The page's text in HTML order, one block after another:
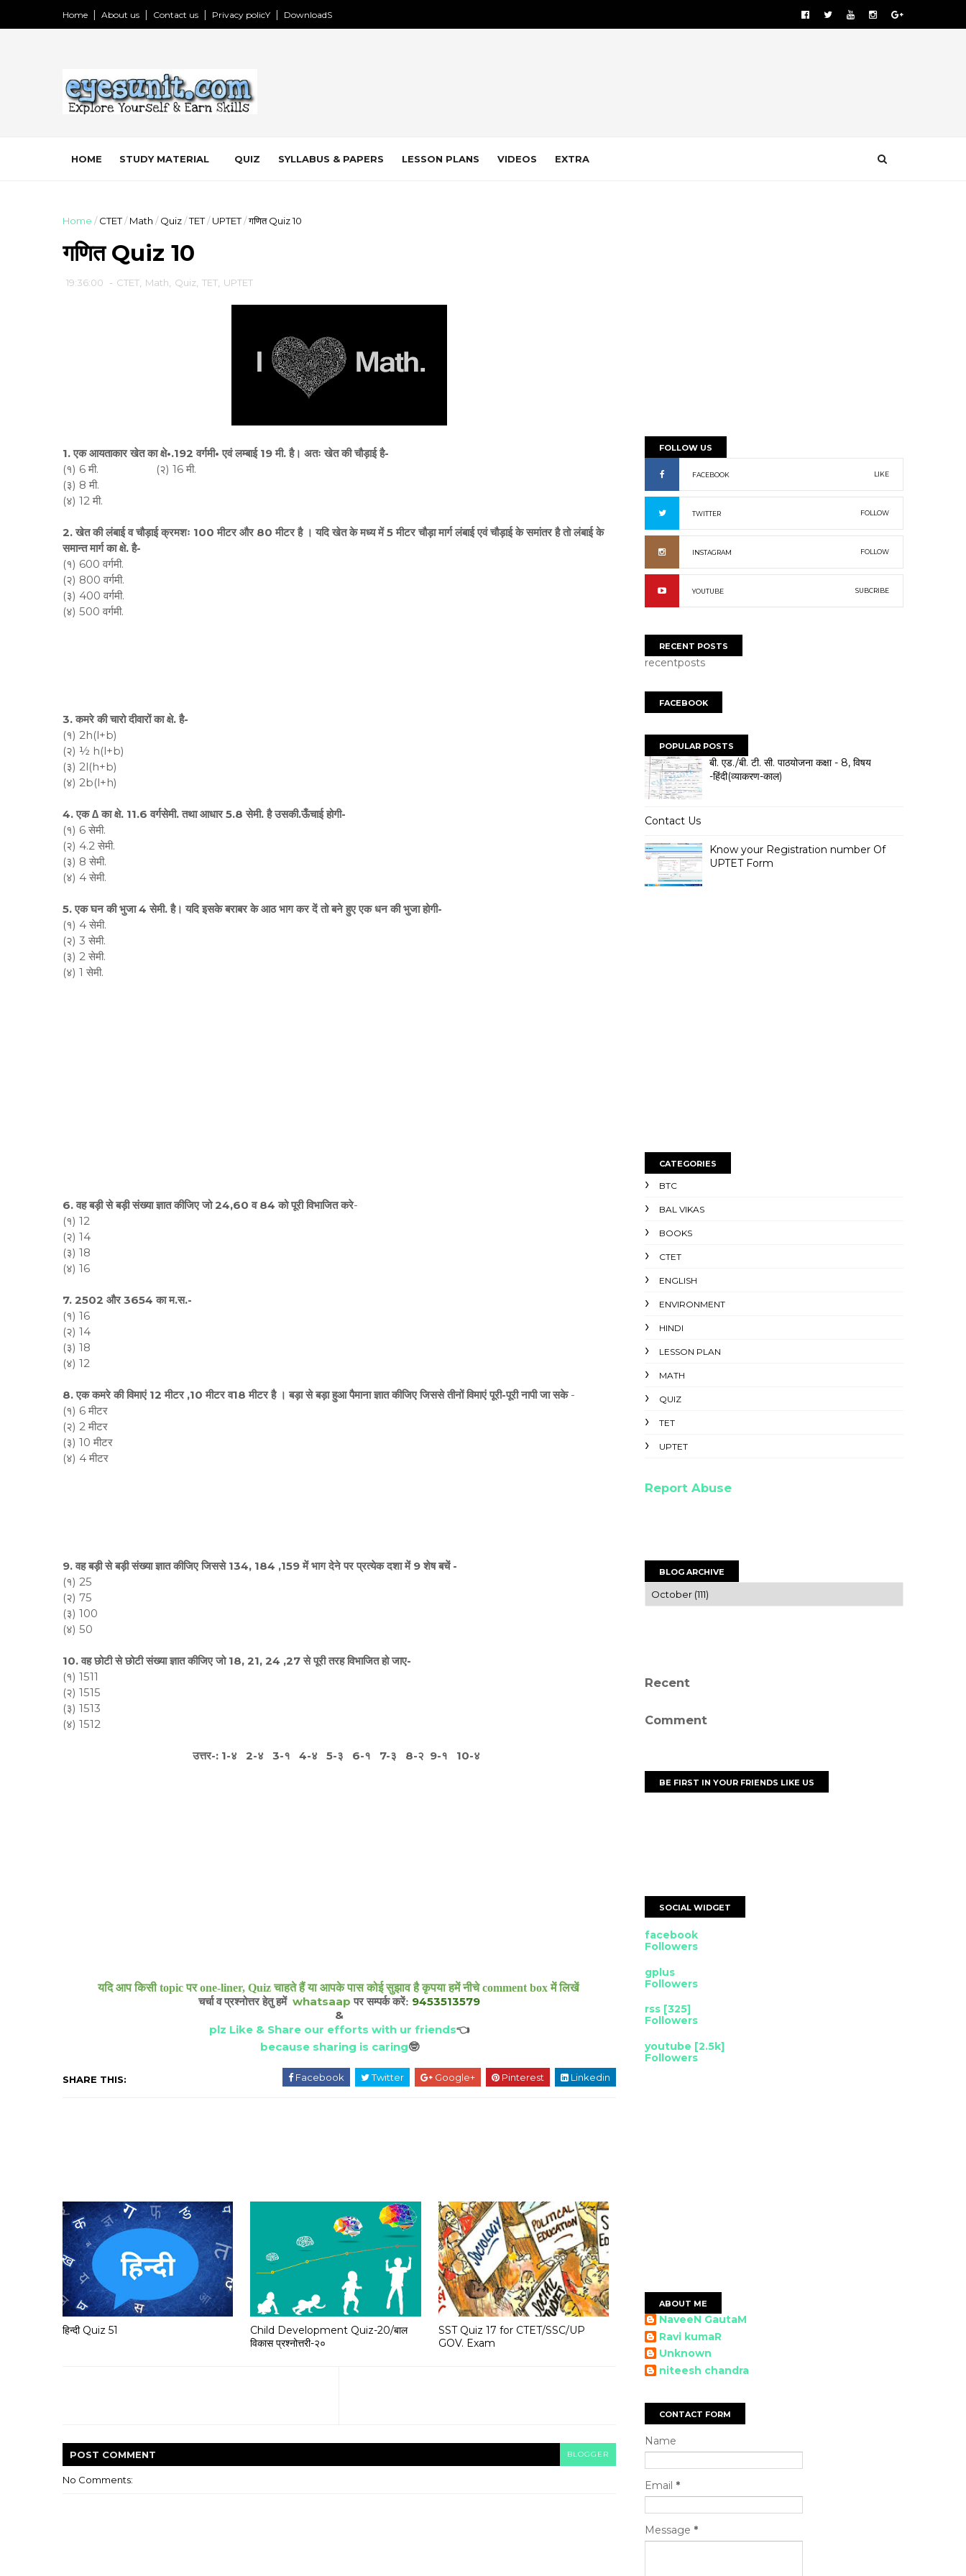
Home About us Contact us Privacy policY DownloadS
HOME STUDY MATERIAL QUIZ SYLLABUS & PAPERS LESSON PLANS VIDEOS EXTRA
Home / CTET/ Math / Quiz/TET/ UPTET/गणित Quiz 10
गणित Quiz 10
19:36:00 - CTET Math Quiz TET UPTET
1. एक आयताकार खेत का क्षे•.192 वर्गमी• एवं लम्बाई 19 मी. है। अतः खेत की चौड़ाई है-
(१) 6 मी. (२) 16 मी.
(३) 8 मी.
(४) 12 मी.
2. खेत की लंबाई व चौड़ाई क्रमशः 100 मीटर और 80 मीटर है । यदि खेत के मध्य में 5 मीटर चौड़ा मार्ग लंबाई एवं चौड़ाई के समांतर है तो लंबाई के
समान्त मार्ग का क्षे. है-
(१) 600 वर्गमी.
(२) 800 वर्गमी.
(३) 400 वर्गमी.
(४) 500 वर्गमी.
3. कमरे की चारो दीवारों का क्षे. है-
(१) 2h(l+b)
(२) ½ h(l+b)
(३) 2l(h+b)
(४) 2b(l+h)
4. एक ∆ का क्षे. 11.6 वर्गसेमी. तथा आधार 5.8 सेमी. है उसकी.ऊँचाई होगी-
(१) 6 सेमी.
(२) 4.2 सेमी.
(३) 8 सेमी.
(४) 4 सेमी.
5. एक घन की भुजा 4 सेमी. है। यदि इसके बराबर के आठ भाग कर दें तो बने हुए एक धन की भुजा होगी-
(१) 4 सेमी.
(२) 3 सेमी.
(३) 2 सेमी.
(४) 1 सेमी.
6. वह बड़ी से बड़ी संख्या ज्ञात कीजिए जो 24,60 व 84 को पूरी विभाजित करे-
(१) 12
(२) 14
(३) 18
(४) 16
7. 2502 और 3654 का म.स.-
(१) 16
(२) 14
(३) 18
(४) 12
8. एक कमरे की विमाएं 12 मीटर ,10 मीटर व18 मीटर है । बड़ा से बड़ा हुआ पैमाना ज्ञात कीजिए जिससे तीनों विमाएं पूरी-पूरी नापी जा सके -
(१) 6 मीटर
(२) 2 मीटर
(३) 10 मीटर
(४) 4 मीटर
9. वह बड़ी से बड़ी संख्या ज्ञात कीजिए जिससे 134, 184 ,159 में भाग देने पर प्रत्येक दशा में 9 शेष बचें -
(१) 25
(२) 75
(३) 100
(४) 50
10. वह छोटी से छोटी संख्या ज्ञात कीजिए जो 18, 21, 24 ,27 से पूरी तरह विभाजित हो जाए-
(१) 1511
(२) 1515
(३) 1513
(४) 1512
उत्तर-: 1-४ 2-४ 3-१ 4-४ 5-३ 6-१ 7-३ 8-२ 9-१ 10-४
यदि आप किसी topic पर one-liner, Quiz चाहते हैं या आपके पास कोई सुझाव है कृपया हमें नीचे comment box में लिखें
चर्चा व प्रश्नोत्तर हेतु हमें whatsaap पर सम्पर्क करें: 9453513579
&
plz Like & Share our efforts with ur friends👈
because sharing is caring🤓
SHARE THIS: Facebook Twitter Google+ Pinterest Linkedin
हिन्दी Quiz 51
Child Development Quiz-20/बाल
विकास प्रश्नोत्तरी-२०
SST Quiz 17 for CTET/SSC/UP
GOV. Exam
POST COMMENT BLOGGER
No Comments:
FOLLOW US
FACEBOOK LIKE
TWITTER FOLLOW
INSTAGRAM FOLLOW
YOUTUBE SUBCRIBE
RECENT POSTS
recentposts
FACEBOOK
POPULAR POSTS
बी. एड./बी. टी. सी. पाठयोजना कक्षा - 8, विषय
-हिंदी(व्याकरण-काल)
Contact Us
Know your Registration number Of
UPTET Form
CATEGORIES
BTC
BAL VIKAS
BOOKS
CTET
ENGLISH
ENVIRONMENT
HINDI
LESSON PLAN
MATH
QUIZ
TET
UPTET
Report Abuse
BLOG ARCHIVE
Recent
Comment
BE FIRST IN YOUR FRIENDS LIKE US
SOCIAL WIDGET
facebook
Followers
gplus
Followers
rss [325]
Followers
youtube [2.5k]
Followers
ABOUT ME
NaveeN GautaM
Ravi kumaR
Unknown
niteesh chandra
CONTACT FORM
Name
Email *
Message *